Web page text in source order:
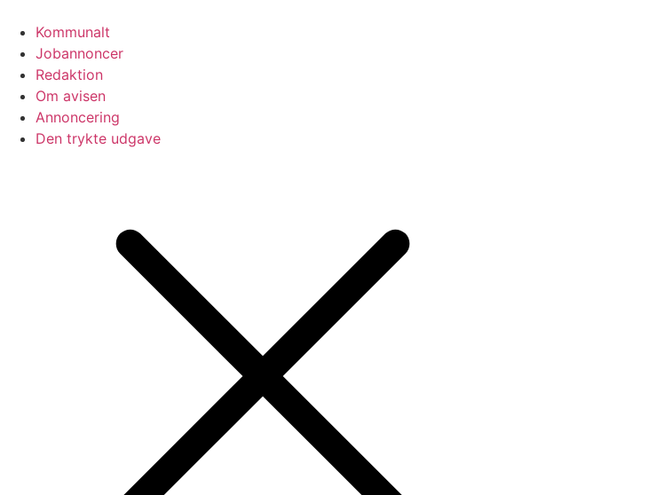
indhold
Kommunalt
Jobannoncer
Redaktion
Om avisen
Annoncering
Den trykte udgave